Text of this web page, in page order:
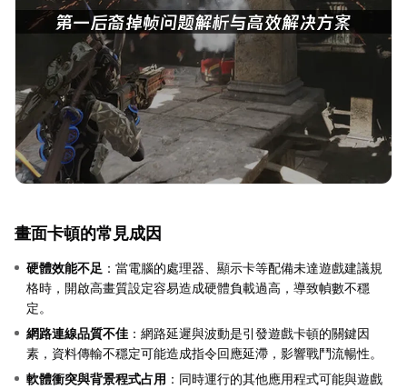
畫面卡頓的常見成因
硬體效能不足 ：當電腦的處理器、顯示卡等配備未達遊戲建議規
格時，開啟高畫質設定容易造成硬體負載過高，導致幀數不穩
定。
網路連線品質不佳 ：網路延遲與波動是引發遊戲卡頓的關鍵因
素，資料傳輸不穩定可能造成指令回應延滯，影響戰鬥流暢性。
軟體衝突與背景程式占用 ：同時運行的其他應用程式可能與遊戲